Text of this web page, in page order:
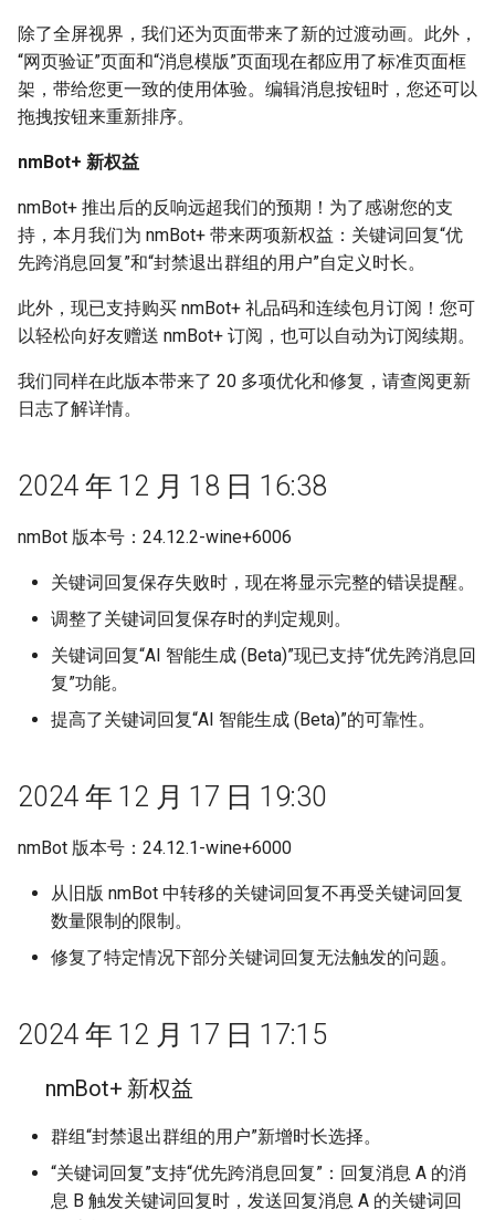
发言频率限制
关键词回复
按消息类型删除消息
群组娱乐功能
群组定时任务（原锁定模式）
banme
入群验证
同频气氛组
自动识别并删除骚扰消息
过塑独立开关
其他改进
除了全屏视界，我们还为页面带来了新的过渡动画。此外，
“网页验证”页面和“消息模版”页面现在都应用了标准页面框
架，带给您更一致的使用体验。编辑消息按钮时，您还可以
拖拽按钮来重新排序。
nmBot+ 新权益
nmBot+ 推出后的反响远超我们的预期！为了感谢您的支
持，本月我们为 nmBot+ 带来两项新权益：关键词回复“优
先跨消息回复”和“封禁退出群组的用户”自定义时长。
此外，现已支持购买 nmBot+ 礼品码和连续包月订阅！您可
以轻松向好友赠送 nmBot+ 订阅，也可以自动为订阅续期。
我们同样在此版本带来了 20 多项优化和修复，请查阅更新
日志了解详情。
2024 年 12 月 18 日 16:38
nmBot 版本号：24.12.2-wine+6006
关键词回复保存失败时，现在将显示完整的错误提醒。
调整了关键词回复保存时的判定规则。
关键词回复“AI 智能生成 (Beta)”现已支持“优先跨消息回
复”功能。
提高了关键词回复“AI 智能生成 (Beta)”的可靠性。
2024 年 12 月 17 日 19:30
nmBot 版本号：24.12.1-wine+6000
从旧版 nmBot 中转移的关键词回复不再受关键词回复
数量限制的限制。
修复了特定情况下部分关键词回复无法触发的问题。
2024 年 12 月 17 日 17:15
nmBot+ 新权益
群组“封禁退出群组的用户”新增时长选择。
“关键词回复”支持“优先跨消息回复”：回复消息 A 的消
息 B 触发关键词回复时，发送回复消息 A 的关键词回